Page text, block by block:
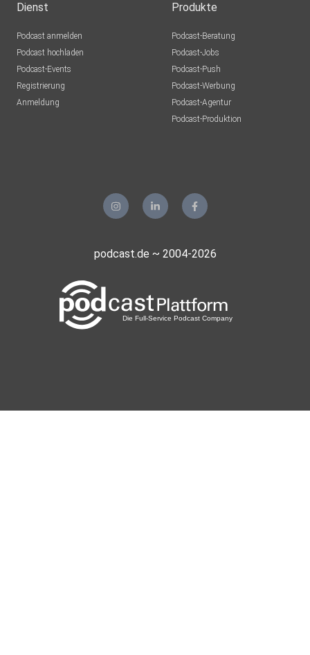
Dienst
Podcast anmelden
Podcast hochladen
Podcast-Events
Registrierung
Anmeldung
Produkte
Podcast-Beratung
Podcast-Jobs
Podcast-Push
Podcast-Werbung
Podcast-Agentur
Podcast-Produktion
podcast.de ~ 2004-2026